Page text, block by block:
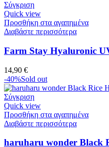
Σύγκριση
Quick view
Προσθήκη στα αγαπημένα
Διαβάστε περισσότερα
Farm Stay Hyaluronic
14,90 €
-40%Sold out
Σύγκριση
Quick view
Προσθήκη στα αγαπημένα
Διαβάστε περισσότερα
haruharu wonder Black